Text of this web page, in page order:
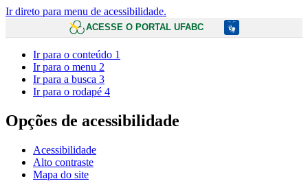
Ir direto para menu de acessibilidade.
ACESSE O PORTAL UFABC
Ir para o conteúdo 1
Ir para o menu 2
Ir para a busca 3
Ir para o rodapé 4
Opções de acessibilidade
Acessibilidade
Alto contraste
Mapa do site